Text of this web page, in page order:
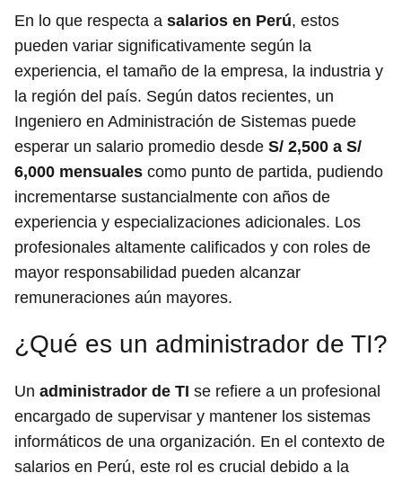
En lo que respecta a salarios en Perú, estos
pueden variar significativamente según la
experiencia, el tamaño de la empresa, la industria y
la región del país. Según datos recientes, un
Ingeniero en Administración de Sistemas puede
esperar un salario promedio desde S/ 2,500 a S/
6,000 mensuales como punto de partida, pudiendo
incrementarse sustancialmente con años de
experiencia y especializaciones adicionales. Los
profesionales altamente calificados y con roles de
mayor responsabilidad pueden alcanzar
remuneraciones aún mayores.
¿Qué es un administrador de TI?
Un administrador de TI se refiere a un profesional
encargado de supervisar y mantener los sistemas
informáticos de una organización. En el contexto de
salarios en Perú, este rol es crucial debido a la